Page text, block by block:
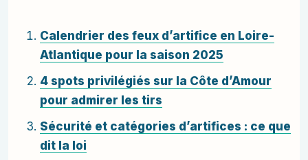
Calendrier des feux d’artifice en Loire-
Atlantique pour la saison 2025
4 spots privilégiés sur la Côte d’Amour
pour admirer les tirs
Sécurité et catégories d’artifices : ce que
dit la loi